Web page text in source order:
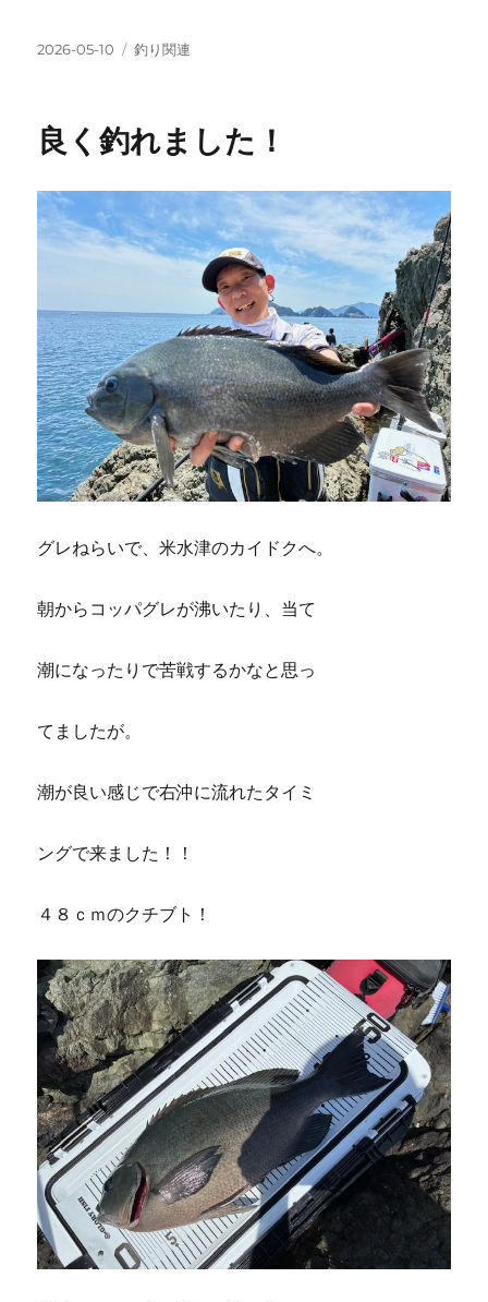
投
2026-05-10
カ
ー
釣り関連
良く釣れました！
グレねらいで、米水津のカイドクへ。
朝からコッパグレが沸いたり、当て
潮になったりで苦戦するかなと思っ
てましたが。
潮が良い感じで右沖に流れたタイミ
ングで来ました！！
４８ｃｍのクチブト！